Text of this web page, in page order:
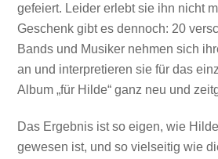
gefeiert. Leider erlebt sie ihn nicht
Geschenk gibt es dennoch: 20
Bands und Musiker nehmen sich
an und interpretieren sie für das
Album „für Hilde“ ganz neu und
Das Ergebnis ist so eigen, wie
gewesen ist, und so vielseitig wie